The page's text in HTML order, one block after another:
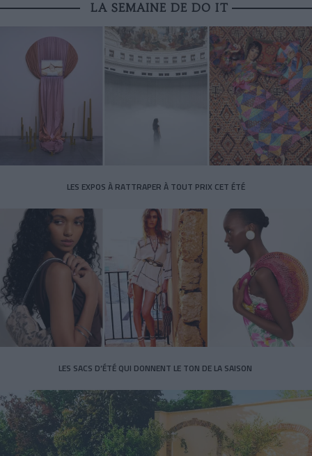
LA SEMAINE DE DO IT
LES EXPOS À RATTRAPER À TOUT PRIX CET ÉTÉ
LES SACS D’ÉTÉ QUI DONNENT LE TON DE LA SAISON